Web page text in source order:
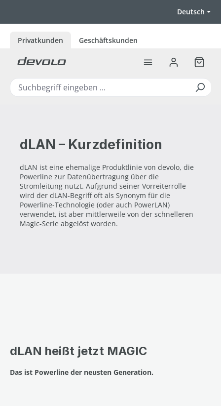
Deutsch
Privatkunden Geschäftskunden
dLAN – Kurzdefinition
dLAN ist eine ehemalige Produktlinie von devolo, die
Powerline zur Datenübertragung über die
Stromleitung nutzt. Aufgrund seiner Vorreiterrolle
wird der dLAN-Begriff oft als Synonym für die
Powerline-Technologie (oder auch PowerLAN)
verwendet, ist aber mittlerweile von der schnelleren
Magic-Serie abgelöst worden.
dLAN heißt jetzt MAGIC
Das ist Powerline der neusten Generation.